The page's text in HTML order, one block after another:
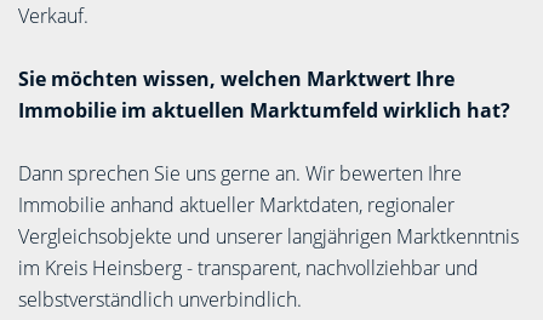
Verkauf.
Sie möchten wissen, welchen Marktwert Ihre
Immobilie im aktuellen Marktumfeld wirklich hat?
Dann sprechen Sie uns gerne an. Wir bewerten Ihre
Immobilie anhand aktueller Marktdaten, regionaler
Vergleichsobjekte und unserer langjährigen Marktkenntnis
im Kreis Heinsberg - transparent, nachvollziehbar und
selbstverständlich unverbindlich.